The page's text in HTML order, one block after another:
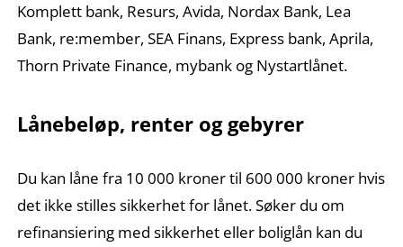
Komplett bank, Resurs, Avida, Nordax Bank, Lea
Bank, re:member, SEA Finans, Express bank, Aprila,
Thorn Private Finance, mybank og Nystartlånet.
Lånebeløp, renter og gebyrer
Du kan låne fra 10 000 kroner til 600 000 kroner hvis
det ikke stilles sikkerhet for lånet. Søker du om
refinansiering med sikkerhet eller boliglån kan du